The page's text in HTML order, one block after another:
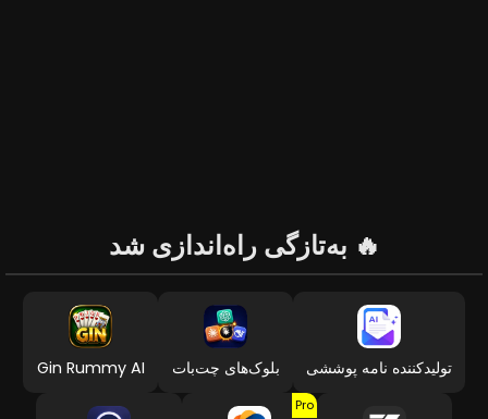
به‌تازگی راه‌اندازی شد 🔥
Gin Rummy AI بلوک‌های چت‌بات تولیدکننده نامه پوششی
Pro